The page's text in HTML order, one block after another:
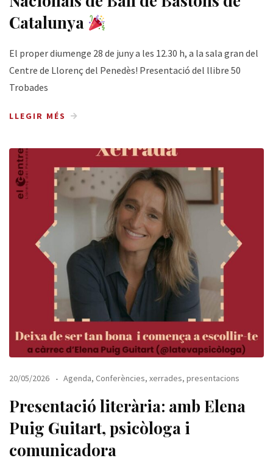
Catalunya
El proper diumenge 28 de juny a les 12.30 h, a la sala gran del
Centre de Llorenç del Penedès! Presentació del llibre 50
Trobades
LLEGIR MÉS
20/05/2026 Agenda, Conferències, xerrades, presentacions
Presentació literària: amb Elena
Puig Guitart, psicòloga i
comunicadora